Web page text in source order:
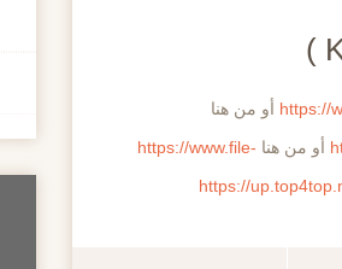
https:// أو من هنا
أو من هنا https://www.file-
https://